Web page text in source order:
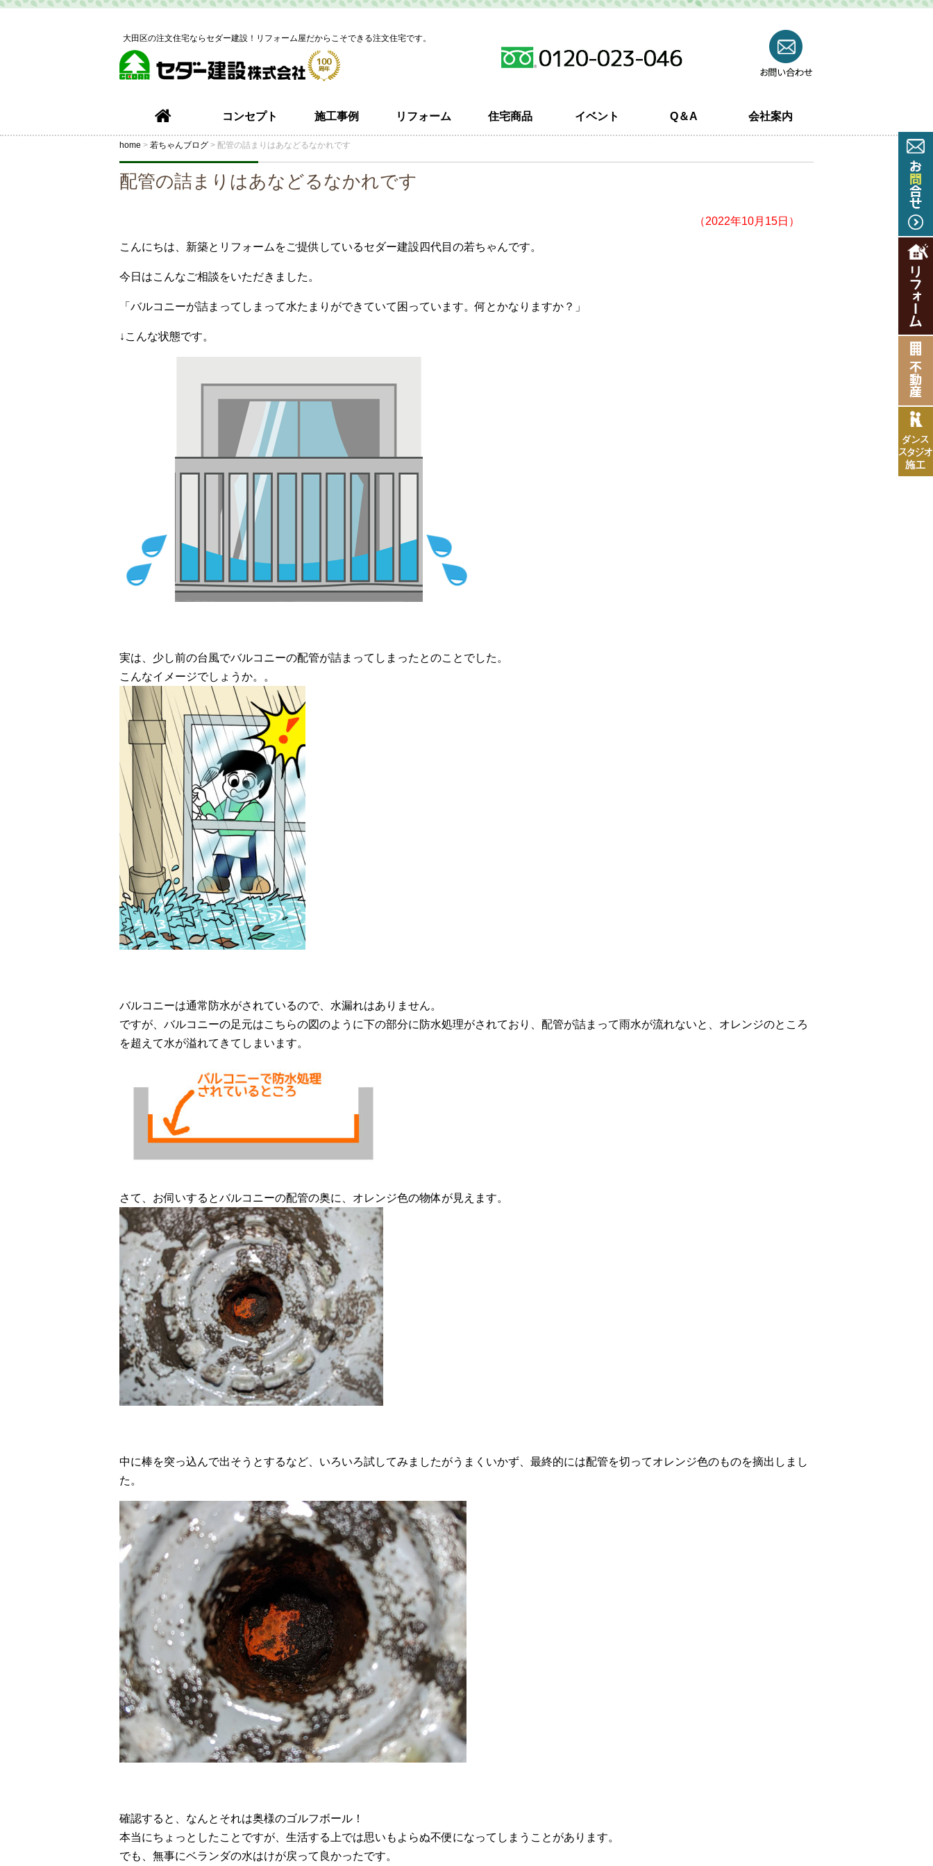
大田区の注文住宅ならセダー建設！リフォーム屋だからこそできる注文住宅です。
コンセプト 施工事例 リフォーム 住宅商品 イベント Q＆A 会社案内
home > 若ちゃんブログ > 配管の詰まりはあなどるなかれです
配管の詰まりはあなどるなかれです
（2022年10月15日）
こんにちは、新築とリフォームをご提供しているセダー建設四代目の若ちゃんです。
今日はこんなご相談をいただきました。
「バルコニーが詰まってしまって水たまりができていて困っています。何とかなりますか？」
↓こんな状態です。
実は、少し前の台風でバルコニーの配管が詰まってしまったとのことでした。
こんなイメージでしょうか。。
バルコニーは通常防水がされているので、水漏れはありません。
ですが、バルコニーの足元はこちらの図のように下の部分に防水処理がされており、配管が詰まって雨水が流れないと、オレンジのところ
を超えて水が溢れてきてしまいます。
さて、お伺いするとバルコニーの配管の奥に、オレンジ色の物体が見えます。
中に棒を突っ込んで出そうとするなど、いろいろ試してみましたがうまくいかず、最終的には配管を切ってオレンジ色のものを摘出しまし
た。
確認すると、なんとそれは奥様のゴルフボール！
本当にちょっとしたことですが、生活する上では思いもよらぬ不便になってしまうことがあります。
でも、無事にベランダの水はけが戻って良かったです。